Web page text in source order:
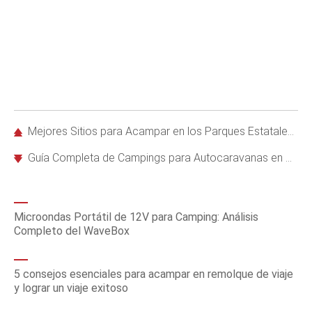
Mejores Sitios para Acampar en los Parques Estatales de Florida: Descubre Tus Opciones
Guía Completa de Campings para Autocaravanas en Kentucky: Mejores Parques y Servicios
Microondas Portátil de 12V para Camping: Análisis
Completo del WaveBox
5 consejos esenciales para acampar en remolque de viaje
y lograr un viaje exitoso